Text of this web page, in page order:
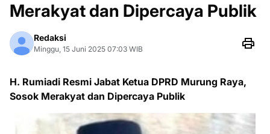
Merakyat dan Dipercaya Publik
Redaksi
Minggu, 15 Juni 2025 07:03 WIB
H. Rumiadi Resmi Jabat Ketua DPRD Murung Raya,
Sosok Merakyat dan Dipercaya Publik